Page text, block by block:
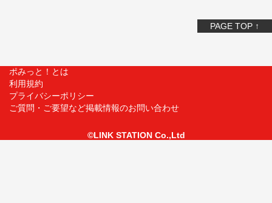
PAGE TOP ↑
ポみっと！とは
利用規約
プライバシーポリシー
ご質問・ご要望など掲載情報のお問い合わせ
©LINK STATION Co.,Ltd